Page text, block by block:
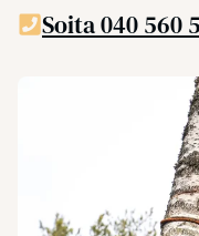
Soita 040 560